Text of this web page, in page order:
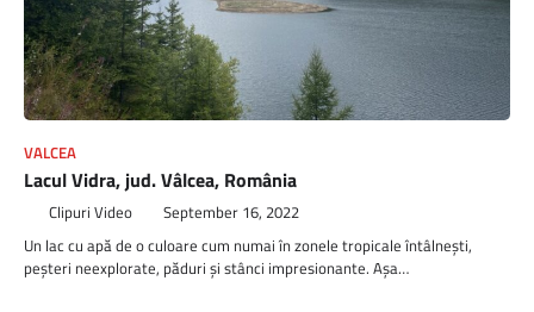
VALCEA
Lacul Vidra, jud. Vâlcea, România
Clipuri Video September 16, 2022
Un lac cu apă de o culoare cum numai în zonele tropicale întâlneşti,
peşteri neexplorate, păduri şi stânci impresionante. Aşa…